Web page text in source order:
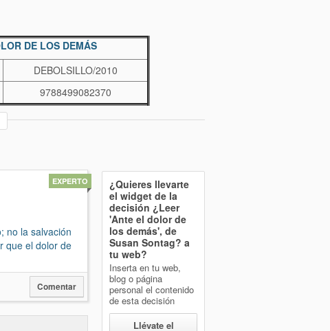
DE LOS DEMÁS
DEBOLSILLO/2010
9788499082370
no la salvación
que el dolor de
EXPERTO
Comentar
¿Quieres llevarte
el widget de la
decisión ¿Leer
'Ante el dolor de
los demás', de
Susan Sontag? a
tu web?
Inserta en tu web,
blog o página
personal el contenido
de esta decisión
Llévate el